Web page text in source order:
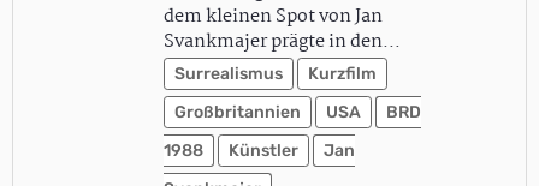
dem kleinen Spot von Jan
Svankmajer prägte in den…
Surrealismus
Kurzfilm
Großbritannien
USA
BRD
1988
Künstler
Jan